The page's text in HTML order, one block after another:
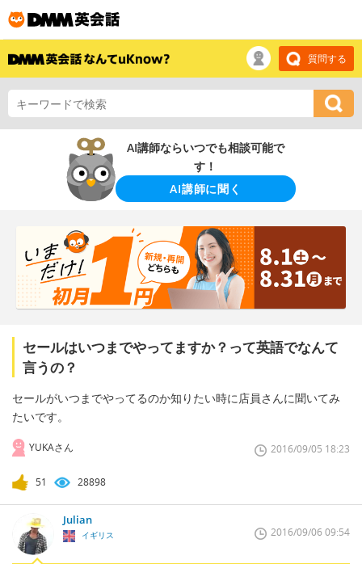
質問する
AI講師ならいつでも相談可能で
す！
AI講師に聞く
セールはいつまでやってますか？って英語でなんて
言うの？
セールがいつまでやってるのか知りたい時に店員さんに聞いてみ
たいです。
YUKAさん 2016/09/05 18:23
51 28898
Julian
イギリス 2016/09/06 09:54